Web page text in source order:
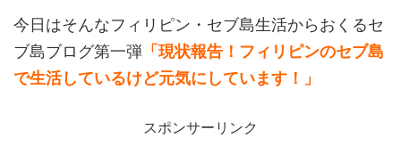
今日はそんなフィリピン・セブ島生活からおくるセ
ブ島ブログ第一弾 「現状報告！フィリピンのセブ島
で生活しているけど元気にしています！」
スポンサーリンク